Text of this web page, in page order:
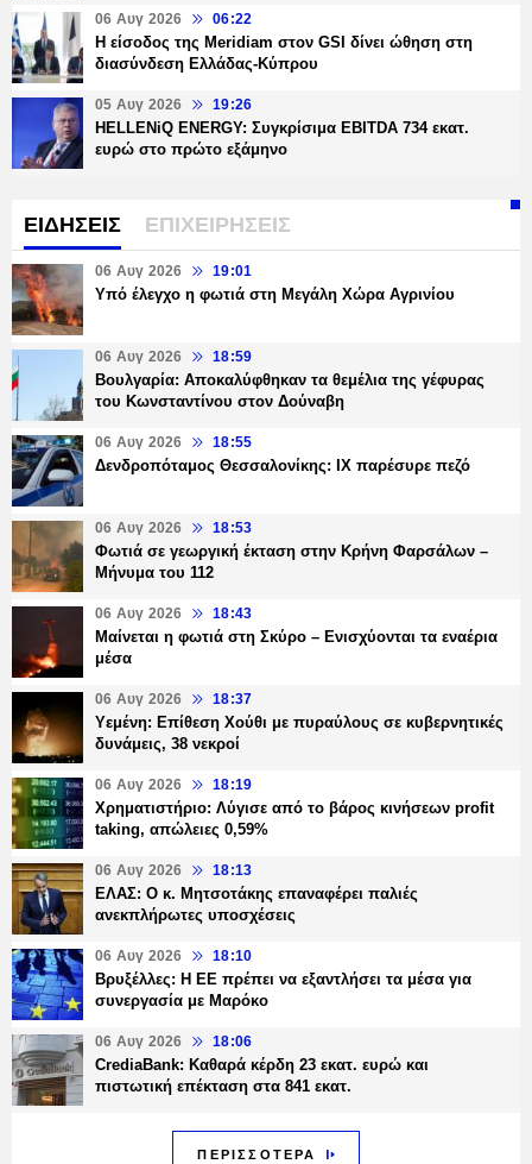
06 Αυγ 2026 06:22
Η είσοδος της Meridiam στον GSI δίνει ώθηση στη
διασύνδεση Ελλάδας-Κύπρου
05 Αυγ 2026 19:26
HELLENiQ ENERGY: Συγκρίσιμα EBITDA 734 εκατ.
ευρώ στο πρώτο εξάμηνο
ΕΙΔΗΣΕΙΣ ΕΠΙΧΕΙΡΗΣΕΙΣ
06 Αυγ 2026 19:01
Υπό έλεγχο η φωτιά στη Μεγάλη Χώρα Αγρινίου
06 Αυγ 2026 18:59
Βουλγαρία: Αποκαλύφθηκαν τα θεμέλια της γέφυρας
του Κωνσταντίνου στον Δούναβη
06 Αυγ 2026 18:55
Δενδροπόταμος Θεσσαλονίκης: ΙΧ παρέσυρε πεζό
06 Αυγ 2026 18:53
Φωτιά σε γεωργική έκταση στην Κρήνη Φαρσάλων –
Μήνυμα του 112
06 Αυγ 2026 18:43
Μαίνεται η φωτιά στη Σκύρο – Ενισχύονται τα εναέρια
μέσα
06 Αυγ 2026 18:37
Υεμένη: Επίθεση Χούθι με πυραύλους σε κυβερνητικές
δυνάμεις, 38 νεκροί
06 Αυγ 2026 18:19
Χρηματιστήριο: Λύγισε από το βάρος κινήσεων profit
taking, απώλειες 0,59%
06 Αυγ 2026 18:13
ΕΛΑΣ: Ο κ. Μητσοτάκης επαναφέρει παλιές
ανεκπλήρωτες υποσχέσεις
06 Αυγ 2026 18:10
Βρυξέλλες: Η ΕΕ πρέπει να εξαντλήσει τα μέσα για
συνεργασία με Μαρόκο
06 Αυγ 2026 18:06
CrediaBank: Καθαρά κέρδη 23 εκατ. ευρώ και
πιστωτική επέκταση στα 841 εκατ.
ΠΕΡΙΣΣΟΤΕΡΑ